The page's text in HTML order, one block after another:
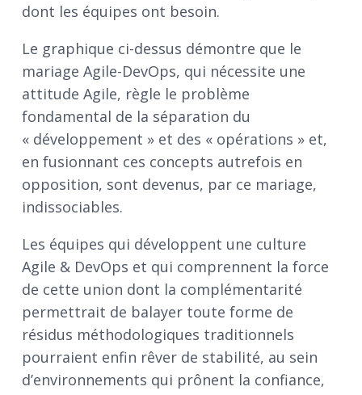
dont les équipes ont besoin.
Le graphique ci-dessus démontre que le
mariage Agile-DevOps, qui nécessite une
attitude Agile, règle le problème
fondamental de la séparation du
« développement » et des « opérations » et,
en fusionnant ces concepts autrefois en
opposition, sont devenus, par ce mariage,
indissociables.
Les équipes qui développent une culture
Agile & DevOps et qui comprennent la force
de cette union dont la complémentarité
permettrait de balayer toute forme de
résidus méthodologiques traditionnels
pourraient enfin rêver de stabilité, au sein
d’environnements qui prônent la confiance,